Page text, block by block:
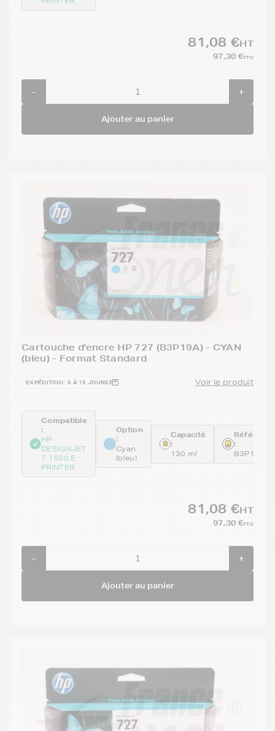
81,08 €HT
97,30 €TTC
- +
Ajouter au panier
Cartouche d'encre HP 727 (B3P19A) - CYAN
(bleu) - Format Standard
EXPÉDITION : 6 À 15 JOURS Voir le produit
Compatible
:
HP
DESIGNJET
T 1500 E
PRINTER
Option
:
Cyan
(bleu)
Capacité
:
130 ml
:
B3P19A
81,08 €HT
97,30 €TTC
- +
Ajouter au panier